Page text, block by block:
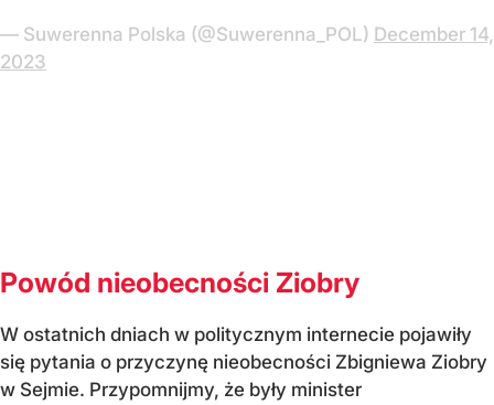
— Suwerenna Polska (@Suwerenna_POL) December 14,
2023
Powód nieobecności Ziobry
W ostatnich dniach w politycznym internecie pojawiły
się pytania o przyczynę nieobecności Zbigniewa Ziobry
w Sejmie. Przypomnijmy, że były minister